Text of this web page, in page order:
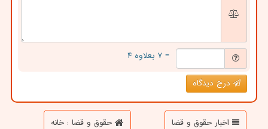
= ۷ بعلاوه ۴
درج دیدگاه
اخبار حقوق و قضا حقوق و قضا : خانه